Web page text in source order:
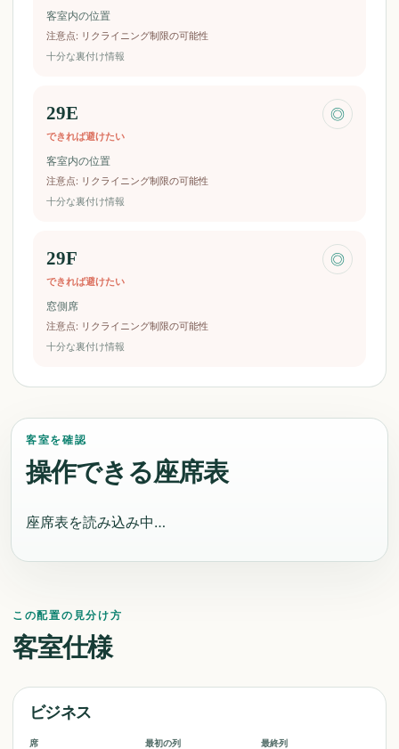
客室内の位置
注意点: リクライニング制限の可能性
十分な裏付け情報
29E
できれば避けたい
◎
客室内の位置
注意点: リクライニング制限の可能性
十分な裏付け情報
29F
できれば避けたい
◎
窓側席
注意点: リクライニング制限の可能性
十分な裏付け情報
客室を確認
操作できる座席表
座席表を読み込み中…
この配置の見分け方
客室仕様
ビジネス
席 最初の列 最終列